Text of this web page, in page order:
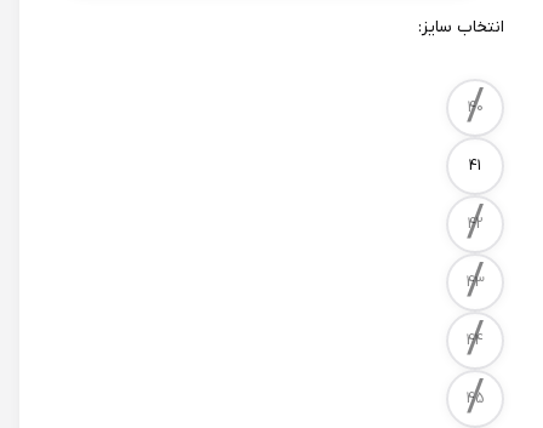
انتخاب سایز:
Size
/
/
/
/
/